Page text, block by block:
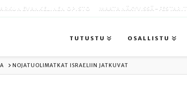
EVANKELINEN OPISTO MAATA NÄKYVISSÄ -FESTARIT
TUTUSTU OSALLISTU
NOJATUOLIMATKAT ISRAELIIN JATKUVAT